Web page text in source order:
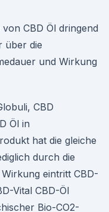
CBD Öl dringend
über die
und Wirkung
CBD
Öl in
hat die gleiche
durch die
eintritt CBD-
Vital CBD-Öl
Bio-CO2-